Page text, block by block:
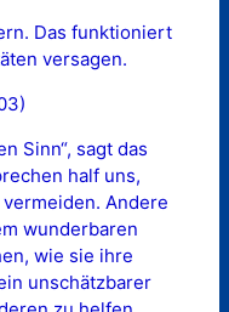
Das funktioniert
versagen.
Sinn“, sagt das
half uns,
Andere
wunderbaren
wie sie ihre
unschätzbarer